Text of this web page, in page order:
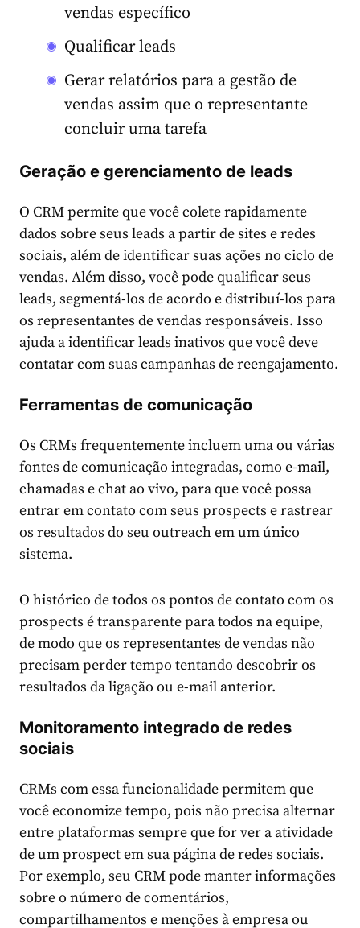
vendas específico
Qualificar leads
Gerar relatórios para a gestão de
vendas assim que o representante
concluir uma tarefa
Geração e gerenciamento de leads
O CRM permite que você colete rapidamente
dados sobre seus leads a partir de sites e redes
sociais, além de identificar suas ações no ciclo de
vendas. Além disso, você pode qualificar seus
leads, segmentá-los de acordo e distribuí-los para
os representantes de vendas responsáveis. Isso
ajuda a identificar leads inativos que você deve
contatar com suas campanhas de reengajamento.
Ferramentas de comunicação
Os CRMs frequentemente incluem uma ou várias
fontes de comunicação integradas, como e-mail,
chamadas e chat ao vivo, para que você possa
entrar em contato com seus prospects e rastrear
os resultados do seu outreach em um único
sistema.
O histórico de todos os pontos de contato com os
prospects é transparente para todos na equipe,
de modo que os representantes de vendas não
precisam perder tempo tentando descobrir os
resultados da ligação ou e-mail anterior.
Monitoramento integrado de redes
sociais
CRMs com essa funcionalidade permitem que
você economize tempo, pois não precisa alternar
entre plataformas sempre que for ver a atividade
de um prospect em sua página de redes sociais.
Por exemplo, seu CRM pode manter informações
sobre o número de comentários,
compartilhamentos e menções à empresa ou